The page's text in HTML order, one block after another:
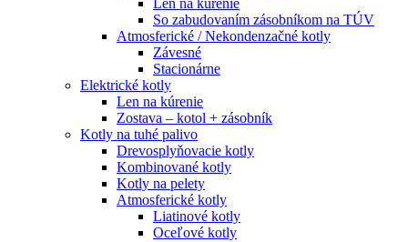
Len na kúrenie
So zabudovaním zásobníkom na TÚV
Atmosferické / Nekondenzačné kotly
Závesné
Stacionárne
Elektrické kotly
Len na kúrenie
Zostava – kotol + zásobník
Kotly na tuhé palivo
Drevosplyňovacie kotly
Kombinované kotly
Kotly na pelety
Atmosferické kotly
Liatinové kotly
Oceľové kotly